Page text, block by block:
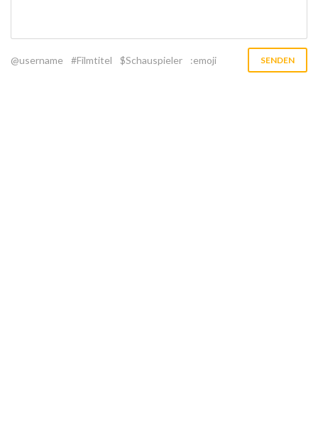
@username #Filmtitel $Schauspieler :emoji